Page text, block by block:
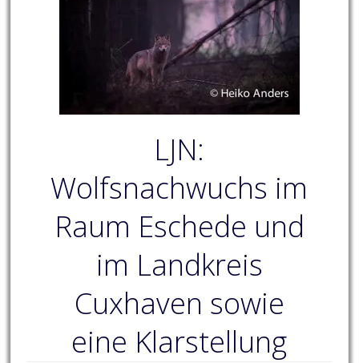
LJN:
Wolfsnachwuchs im
Raum Eschede und
im Landkreis
Cuxhaven sowie
eine Klarstellung